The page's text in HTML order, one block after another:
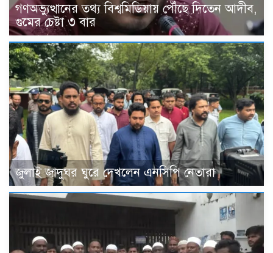
গণঅভ্যুত্থানের তথ্য বিশ্বমিডিয়ায় পৌঁছে দিতেন আদীব,
গুমের চেষ্টা ৩ বার
জুলাই জাদুঘর ঘুরে দেখলেন এনসিপি নেতারা